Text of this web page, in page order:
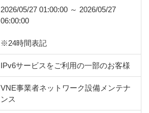
2026/05/27 01:00:00 ～ 2026/05/27
06:00:00
※24時間表記
IPv6サービスをご利用の一部のお客様
VNE事業者ネットワーク設備メンテナ
ンス